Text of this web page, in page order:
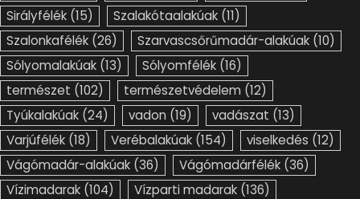
Sirályfélék (15) Szalakótaalakúak (11)
Szalonkafélék (26) Szarvascsőrűmadár-alakúak (10)
Sólyomalakúak (13) Sólyomfélék (16)
természet (102) természetvédelem (12)
Tyúkalakúak (24) vadon (19) vadászat (13)
Varjúfélék (18) Verébalakúak (154) viselkedés (12)
Vágómadár-alakúak (36) Vágómadárfélék (36)
Vízimadarak (104) Vízparti madarak (136)